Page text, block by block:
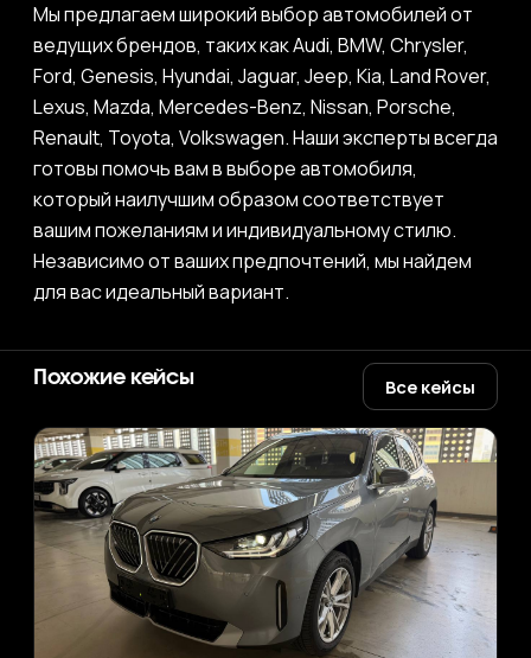
Мы предлагаем широкий выбор автомобилей от
ведущих брендов, таких как Audi, BMW, Chrysler,
Ford, Genesis, Hyundai, Jaguar, Jeep, Kia, Land Rover,
Lexus, Mazda, Mercedes-Benz, Nissan, Porsche,
Renault, Toyota, Volkswagen. Наши эксперты всегда
готовы помочь вам в выборе автомобиля,
который наилучшим образом соответствует
вашим пожеланиям и индивидуальному стилю.
Независимо от ваших предпочтений, мы найдем
для вас идеальный вариант.
Похожие кейсы Все кейсы